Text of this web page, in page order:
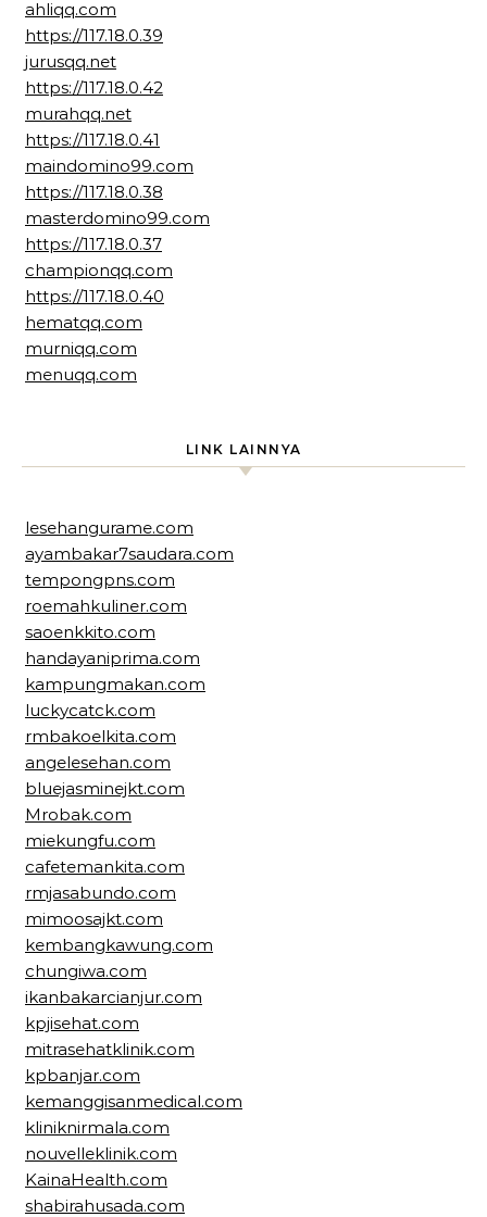
ahliqq.com
https://117.18.0.39
jurusqq.net
https://117.18.0.42
murahqq.net
https://117.18.0.41
maindomino99.com
https://117.18.0.38
masterdomino99.com
https://117.18.0.37
championqq.com
https://117.18.0.40
hematqq.com
murniqq.com
menuqq.com
LINK LAINNYA
lesehangurame.com
ayambakar7saudara.com
tempongpns.com
roemahkuliner.com
saoenkkito.com
handayaniprima.com
kampungmakan.com
luckycatck.com
rmbakoelkita.com
angelesehan.com
bluejasminejkt.com
Mrobak.com
miekungfu.com
cafetemankita.com
rmjasabundo.com
mimoosajkt.com
kembangkawung.com
chungiwa.com
ikanbakarcianjur.com
kpjisehat.com
mitrasehatklinik.com
kpbanjar.com
kemanggisanmedical.com
kliniknirmala.com
nouvelleklinik.com
KainaHealth.com
shabirahusada.com